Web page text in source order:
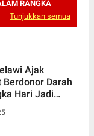
RANGKA
Tunjukkan semua
Ajak
Berdonor Darah
Hari Jadi